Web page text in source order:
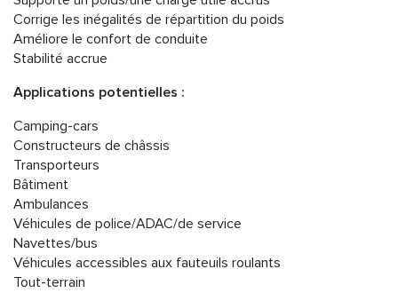
Corrige les inégalités de répartition du poids
Améliore le confort de conduite
Stabilité accrue
Applications potentielles :
Camping-cars
Constructeurs de châssis
Transporteurs
Bâtiment
Ambulances
Véhicules de police/ADAC/de service
Navettes/bus
Véhicules accessibles aux fauteuils roulants
Tout-terrain